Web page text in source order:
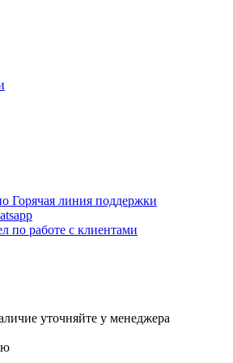
Горячая линия поддержки
по работе с клиентами
уточняйте у менеджера